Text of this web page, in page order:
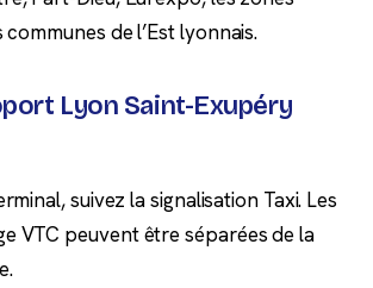
communes de l’Est lyonnais.
Lyon Saint-Exupéry
suivez la signalisation Taxi. Les
VTC peuvent être séparées de la